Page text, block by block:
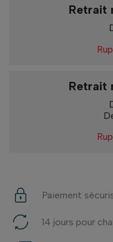
Retrait
Retrait
Paiement
14 jours pour